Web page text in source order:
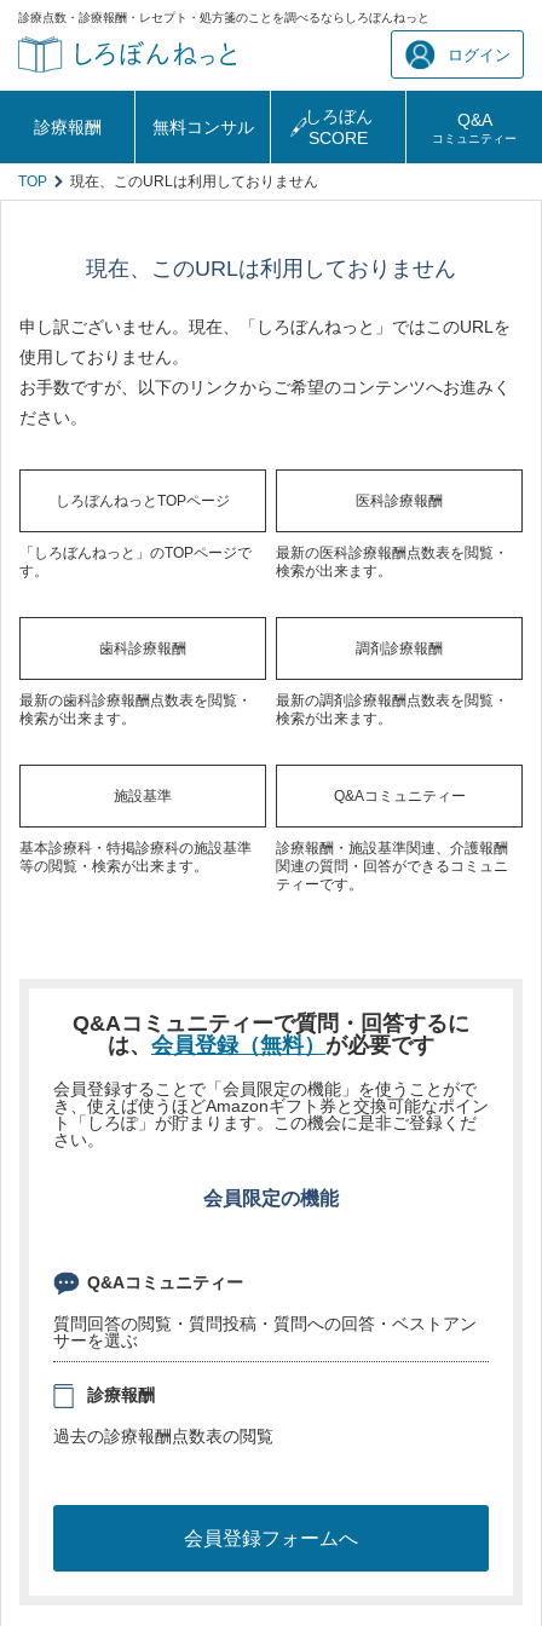
診療点数・診療報酬・レセプト・処方箋のことを調べるならしろぼんねっと
ログイン
診療報酬 無料コンサル
しろぼん
SCORE
Q&A
コミュニティー
TOP 現在、このURLは利用しておりません
現在、このURLは利用しておりません
申し訳ございません。現在、「しろぼんねっと」ではこのURLを
使用しておりません。
お手数ですが、以下のリンクからご希望のコンテンツへお進みく
ださい。
しろぼんねっとTOPページ
「しろぼんねっと」のTOPページで
す。
医科診療報酬
最新の医科診療報酬点数表を閲覧・
検索が出来ます。
歯科診療報酬
最新の歯科診療報酬点数表を閲覧・
検索が出来ます。
調剤診療報酬
最新の調剤診療報酬点数表を閲覧・
検索が出来ます。
施設基準
基本診療科・特掲診療科の施設基準
等の閲覧・検索が出来ます。
Q&Aコミュニティー
診療報酬・施設基準関連、介護報酬
関連の質問・回答ができるコミュニ
ティーです。
Q&Aコミュニティーで質問・回答するに
は、 会員登録（無料） が必要です
会員登録することで「会員限定の機能」を使うことがで
き、使えば使うほどAmazonギフト券と交換可能なポイン
ト「しろぽ」が貯まります。この機会に是非ご登録くだ
さい。
会員限定の機能
Q&Aコミュニティー
質問回答の閲覧・質問投稿・質問への回答・ベストアン
サーを選ぶ
診療報酬
過去の診療報酬点数表の閲覧
会員登録フォームへ